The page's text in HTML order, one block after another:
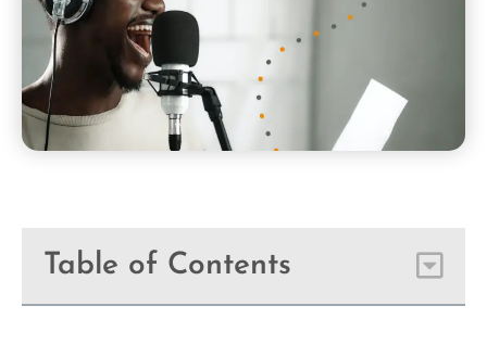
Table of Contents